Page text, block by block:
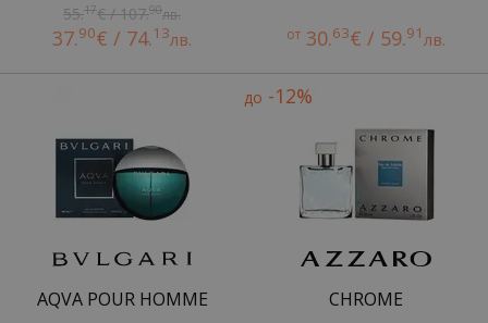
55.17€ / 107.90лв.
37.90€ / 74.13лв. от 30.63€ / 59.91лв.
AQVA POUR HOMME
до -12%
CHROME